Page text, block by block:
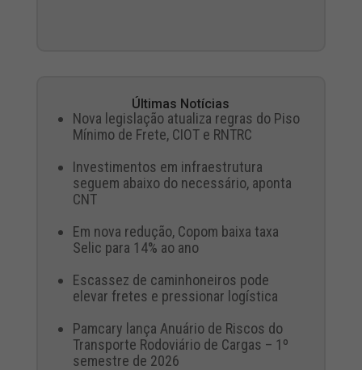
Últimas Notícias
Nova legislação atualiza regras do Piso
Mínimo de Frete, CIOT e RNTRC
Investimentos em infraestrutura
seguem abaixo do necessário, aponta
CNT
Em nova redução, Copom baixa taxa
Selic para 14% ao ano
Escassez de caminhoneiros pode
elevar fretes e pressionar logística
Pamcary lança Anuário de Riscos do
Transporte Rodoviário de Cargas – 1º
semestre de 2026